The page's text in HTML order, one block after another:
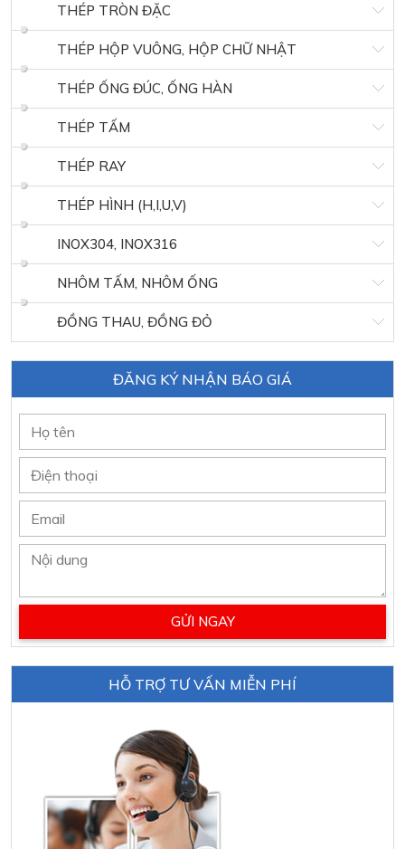
THÉP TRÒN ĐẶC
THÉP HỘP VUÔNG, HỘP CHỮ NHẬT
THÉP ỐNG ĐÚC, ỐNG HÀN
THÉP TẤM
THÉP RAY
THÉP HÌNH (H,I,U,V)
INOX304, INOX316
NHÔM TẤM, NHÔM ỐNG
ĐỒNG THAU, ĐỒNG ĐỎ
ĐĂNG KÝ NHẬN BÁO GIÁ
HỖ TRỢ TƯ VẤN MIỄN PHÍ